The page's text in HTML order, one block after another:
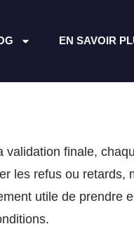
EN SAVOIR
validation finale,
les refus ou retards,
utile de prendre